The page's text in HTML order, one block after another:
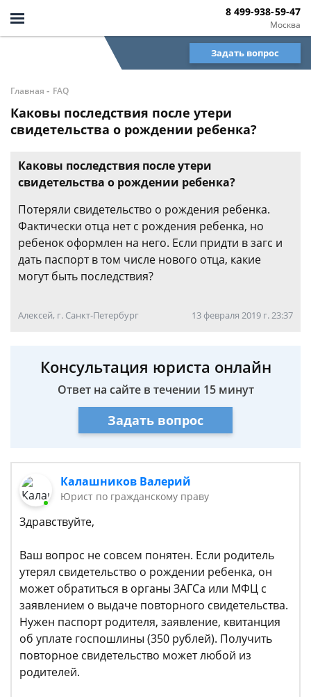
Москва
8 499-938-59-47
Задать вопрос
Главная - FAQ
Каковы последствия после утери
свидетельства о рождении ребенка?
Каковы последствия после утери
свидетельства о рождении ребенка?
Потеряли свидетельство о рождения ребенка.
Фактически отца нет с рождения ребенка, но
ребенок оформлен на него. Если придти в загс и
дать паспорт в том числе нового отца, какие
могут быть последствия?
Алексей, г. Санкт-Петербург 13 февраля 2019 г. 23:37
Консультация юриста онлайн
Ответ на сайте в течении 15 минут
Задать вопрос
Калашников Валерий
Юрист по гражданскому праву
Здравствуйте,
Ваш вопрос не совсем понятен. Если родитель
утерял свидетельство о рождении ребенка, он
может обратиться в органы ЗАГСа или МФЦ с
заявлением о выдаче повторного свидетельства.
Нужен паспорт родителя, заявление, квитанция
об уплате госпошлины (350 рублей). Получить
повторное свидетельство может любой из
родителей.